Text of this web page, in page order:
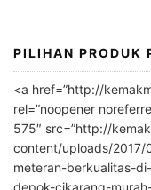
PILIHAN PRODUK
<a href=”http://
rel=”noopener
575″ src=”http://
content/uploads/
meteran-berkualitas-